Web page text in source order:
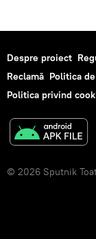
Despre proiect
Reclamă Politica
Politica privind
© 2026 Sputnik